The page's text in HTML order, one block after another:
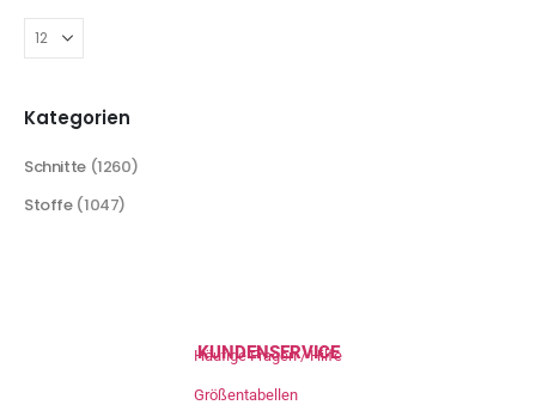
Kategorien
Schnitte (1260)
Stoffe (1047)
KUNDENSERVICE
Häufige Fragen / Hilfe
Größentabellen